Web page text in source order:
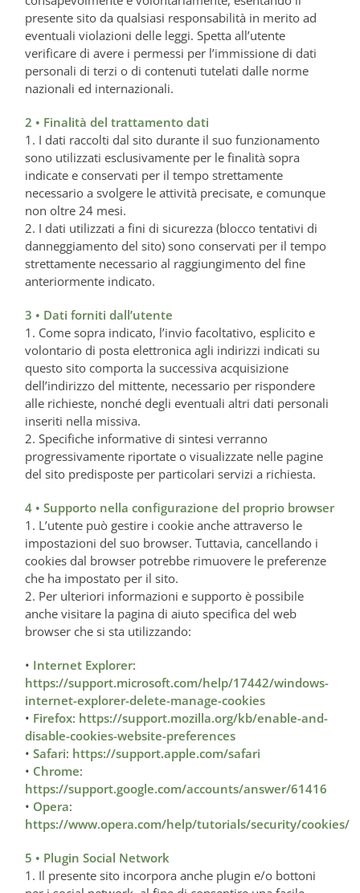
presente sito da qualsiasi responsabilità in merito ad
eventuali violazioni delle leggi. Spetta all’utente
verificare di avere i permessi per l’immissione di dati
personali di terzi o di contenuti tutelati dalle norme
nazionali ed internazionali.
2 • Finalità del trattamento dati
1. I dati raccolti dal sito durante il suo funzionamento
sono utilizzati esclusivamente per le finalità sopra
indicate e conservati per il tempo strettamente
necessario a svolgere le attività precisate, e comunque
non oltre 24 mesi.
2. I dati utilizzati a fini di sicurezza (blocco tentativi di
danneggiamento del sito) sono conservati per il tempo
strettamente necessario al raggiungimento del fine
anteriormente indicato.
3 • Dati forniti dall’utente
1. Come sopra indicato, l’invio facoltativo, esplicito e
volontario di posta elettronica agli indirizzi indicati su
questo sito comporta la successiva acquisizione
dell’indirizzo del mittente, necessario per rispondere
alle richieste, nonché degli eventuali altri dati personali
inseriti nella missiva.
2. Specifiche informative di sintesi verranno
progressivamente riportate o visualizzate nelle pagine
del sito predisposte per particolari servizi a richiesta.
4 • Supporto nella configurazione del proprio browser
1. L’utente può gestire i cookie anche attraverso le
impostazioni del suo browser. Tuttavia, cancellando i
cookies dal browser potrebbe rimuovere le preferenze
che ha impostato per il sito.
2. Per ulteriori informazioni e supporto è possibile
anche visitare la pagina di aiuto specifica del web
browser che si sta utilizzando:
• Internet Explorer:
https://support.microsoft.com/help/17442/windows-
internet-explorer-delete-manage-cookies
• Firefox: https://support.mozilla.org/kb/enable-and-
disable-cookies-website-preferences
•Safari: https://support.apple.com/safari
• Chrome:
https://support.google.com/accounts/answer/61416
• Opera:
https://www.opera.com/help/tutorials/security/cookies/
5 • Plugin Social Network
1. Il presente sito incorpora anche plugin e/o bottoni